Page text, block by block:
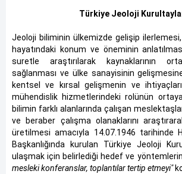
Türkiye Jeoloji
Jeoloji biliminin ülkemizde gelişip
hayatındaki konum ve öneminin
suretle araştırılarak kaynaklarının
sağlanması ve ülke sanayisinin
kentsel ve kırsal gelişmenin ve
mühendislik hizmetlerindeki rolünün ortaya
bilimin farklı alanlarında çalışan
ve beraber çalışma olanaklarını
üretilmesi amacıyla 14.07.1946 tarihinde
Başkanlığında kurulan Türkiye Jeoloji
ulaşmak için belirlediği hedef ve yöntemlerin
mesleki konferanslar, toplantılar tertip etmeyi"